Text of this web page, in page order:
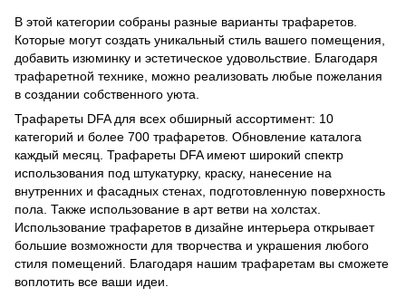
В этой категории собраны разные варианты трафаретов.
Которые могут создать уникальный стиль вашего помещения,
добавить изюминку и эстетическое удовольствие. Благодаря
трафаретной технике, можно реализовать любые пожелания
в создании собственного уюта.
Трафареты DFA для всех обширный ассортимент: 10
категорий и более 700 трафаретов. Обновление каталога
каждый месяц. Трафареты DFA имеют широкий спектр
использования под штукатурку, краску, нанесение на
внутренних и фасадных стенах, подготовленную поверхность
пола. Также использование в арт ветви на холстах.
Использование трафаретов в дизайне интерьера открывает
большие возможности для творчества и украшения любого
стиля помещений. Благодаря нашим трафаретам вы сможете
воплотить все ваши идеи.